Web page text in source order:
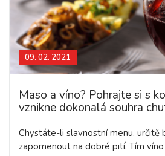
09. 02. 2021
Maso a víno? Pohrajte si s
vznikne dokonalá souhra
Chystáte-li slavnostní menu, určitě
zapomenout na dobré pití. Tím